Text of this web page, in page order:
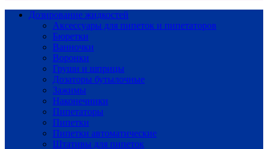
Дозирование жидкостей
Аксессуары для пипеток и пипетаторов
Бюретки
Ванночки
Воронки
Груши и шприцы
Дозаторы бутылочные
Зажимы
Наконечники
Пипетаторы
Пипетки
Пипетки автоматические
Штативы для пипеток